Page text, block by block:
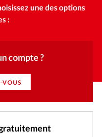
une des options
:
compte ?
VOUS